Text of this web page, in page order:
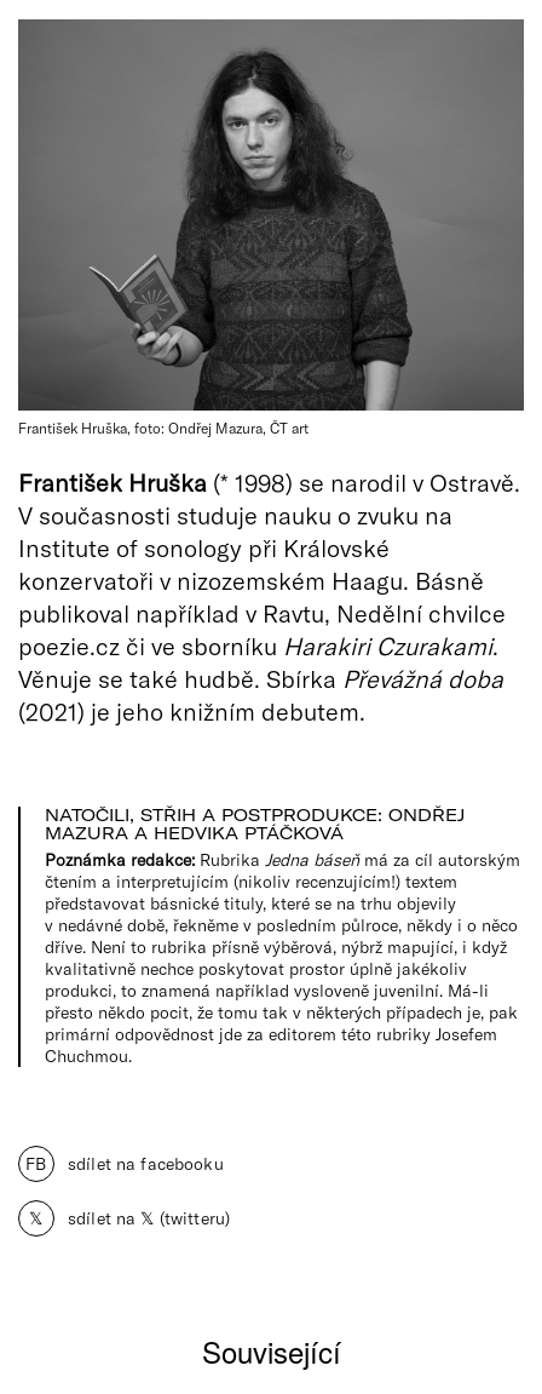
František Hruška, foto: Ondřej Mazura, ČT art
František Hruška (* 1998) se narodil v Ostravě.
V současnosti studuje nauku o zvuku na
Institute of sonology při Královské
konzervatoři v nizozemském Haagu. Básně
publikoval například v Ravtu, Nedělní chvilce
poezie.cz či ve sborníku Harakiri Czurakami.
Věnuje se také hudbě. Sbírka Převážná doba
(2021) je jeho knižním debutem.
NATOČILI, STŘIH A POSTPRODUKCE: ONDŘEJ
MAZURA A HEDVIKA PTÁČKOVÁ
Poznámka redakce: Rubrika Jedna báseňmá za cíl autorským
čtením a interpretujícím (nikoliv recenzujícím!) textem
představovat básnické tituly, které se na trhu objevily
v nedávné době, řekněme v posledním půlroce, někdy i o něco
dříve. Není to rubrika přísně výběrová, nýbrž mapující, i když
kvalitativně nechce poskytovat prostor úplně jakékoliv
produkci, to znamená například vysloveně juvenilní. Má-li
přesto někdo pocit, že tomu tak v některých případech je, pak
primární odpovědnost jde za editorem této rubriky Josefem
Chuchmou.
FB sdílet na facebooku
𝕏 sdílet na 𝕏 (twitteru)
Související